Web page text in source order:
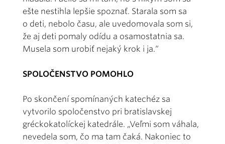
ešte nestihla lepšie spoznať. Starala som sa
o deti, nebolo času, ale uvedomovala som si,
že aj deti pomaly odídu a osamostatnia sa.
Musela som urobiť nejaký krok i ja.“
SPOLOČENSTVO POMOHLO
Po skončení spomínaných katechéz sa
vytvorilo spoločenstvo pri bratislavskej
gréckokatolíckej katedrále. „Veľmi som váhala,
nevedela som, čo ma tam čaká. Nakoniec to